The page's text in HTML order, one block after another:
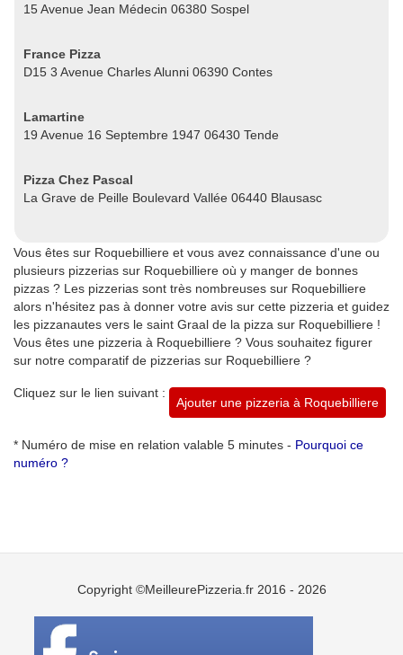
15 Avenue Jean Médecin 06380 Sospel
France Pizza
D15 3 Avenue Charles Alunni 06390 Contes
Lamartine
19 Avenue 16 Septembre 1947 06430 Tende
Pizza Chez Pascal
La Grave de Peille Boulevard Vallée 06440 Blausasc
Vous êtes sur Roquebilliere et vous avez connaissance d'une ou
plusieurs pizzerias sur Roquebilliere où y manger de bonnes
pizzas ? Les pizzerias sont très nombreuses sur Roquebilliere
alors n'hésitez pas à donner votre avis sur cette pizzeria et guidez
les pizzanautes vers le saint Graal de la pizza sur Roquebilliere !
Vous êtes une pizzeria à Roquebilliere ? Vous souhaitez figurer
sur notre comparatif de pizzerias sur Roquebilliere ?
Cliquez sur le lien suivant :
Ajouter une pizzeria à Roquebilliere
* Numéro de mise en relation valable 5 minutes - Pourquoi ce
numéro ?
Copyright ©MeilleurePizzeria.fr 2016 - 2026